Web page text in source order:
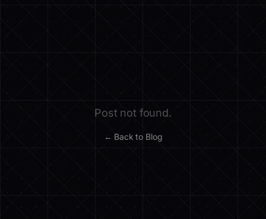
Post not found.
← Back to Blog